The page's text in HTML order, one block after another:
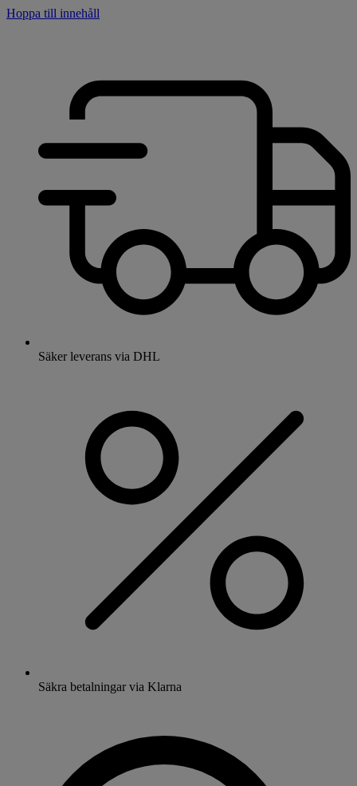
Hoppa till innehåll
Säker leverans via DHL
Säkra betalningar via Klarna